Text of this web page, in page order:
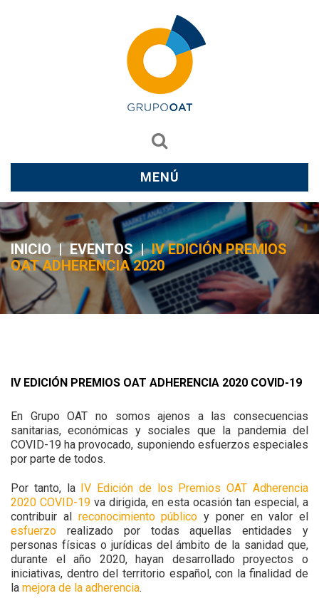
MENÚ
INICIO | EVENTOS | IV EDICIÓN PREMIOS
OAT ADHERENCIA 2020
IV EDICIÓN PREMIOS OAT ADHERENCIA 2020 COVID-19
En Grupo OAT no somos ajenos a las consecuencias
sanitarias, económicas y sociales que la pandemia del
COVID-19 ha provocado, suponiendo esfuerzos especiales
por parte de todos.
Por tanto, la IV Edición de los Premios OAT Adherencia
2020 COVID-19 va dirigida, en esta ocasión tan especial, a
contribuir al reconocimiento público y poner en valor el
esfuerzo realizado por todas aquellas entidades y
personas físicas o jurídicas del ámbito de la sanidad que,
durante el año 2020, hayan desarrollado proyectos o
iniciativas, dentro del territorio español, con la finalidad de
la mejora de la adherencia.